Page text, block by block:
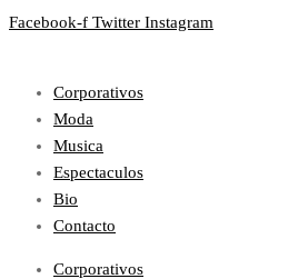
Facebook-f Twitter Instagram
Corporativos
Moda
Musica
Espectaculos
Bio
Contacto
Corporativos